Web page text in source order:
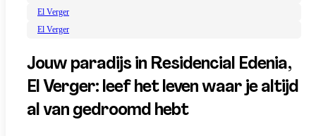
El Verger
El Verger
Jouw paradijs in Residencial Edenia,
El Verger: leef het leven waar je altijd
al van gedroomd hebt